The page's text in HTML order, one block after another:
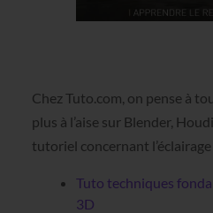
Chez Tuto.com, on pense à
plus à l’aise sur Blender,
tutoriel concernant
Tuto techniques
3D